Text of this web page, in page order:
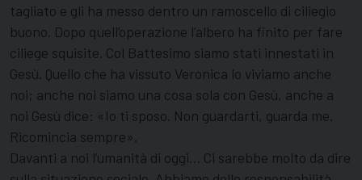
tagliato e gli ha messo dentro un ramoscello di ciliegio
buono. Dopo quell’operazione l’albero ha finito per fare
ciliege squisite. Col Battesimo siamo stati innestati in
Gesù. Quello che ha vissuto Veronica lo viviamo anche
noi; anche noi siamo una cosa sola con Gesù, anche a
noi Gesù dice: «Io ti sposo. Non guardarti, guarda me.
Ricomincia sempre».
Davanti a noi l’umanità di oggi… Ci sarebbe molto da dire